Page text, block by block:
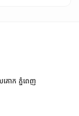
ោក ភ្នំពេញ